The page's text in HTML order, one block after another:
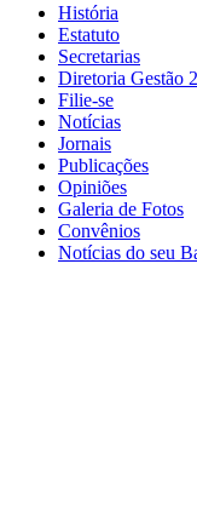
História
Estatuto
Secretarias
Diretoria Gestão
Filie-se
Notícias
Jornais
Publicações
Opiniões
Galeria de Fotos
Convênios
Notícias do seu